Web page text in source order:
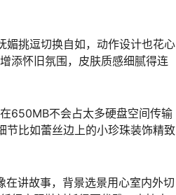
媚挑逗切换自如，动作设计也花心
添怀旧氛围，皮肤质感细腻得连
650MB不会占太多硬盘空间传输
节比如蕾丝边上的小珍珠装饰精致
讲故事，背景选景用心室内外切